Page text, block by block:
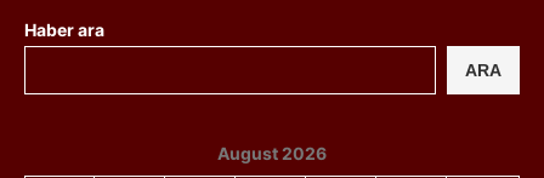
Haber ara
ARA
August 2026